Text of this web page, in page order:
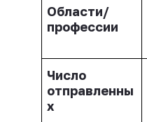
Области/
профессии
Число
отправленны
х